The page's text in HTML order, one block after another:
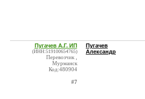
Пугачев А.Г. ИП
(ИНН:519100654765)
Перевозчик ,
Мурманск
Код:480904
#7
Пугачев
Александр